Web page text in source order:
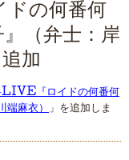
の何番何
（弁士：岸
加
『ロイドの何番何
端麻衣） 」を追加しま